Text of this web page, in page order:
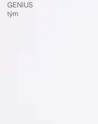
GENIUS
tým